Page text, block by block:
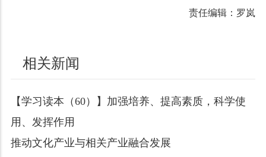
责任编辑：罗岚
相关新闻
【学习读本（60）】加强培养、提高素质，科学使
用、发挥作用
推动文化产业与相关产业融合发展